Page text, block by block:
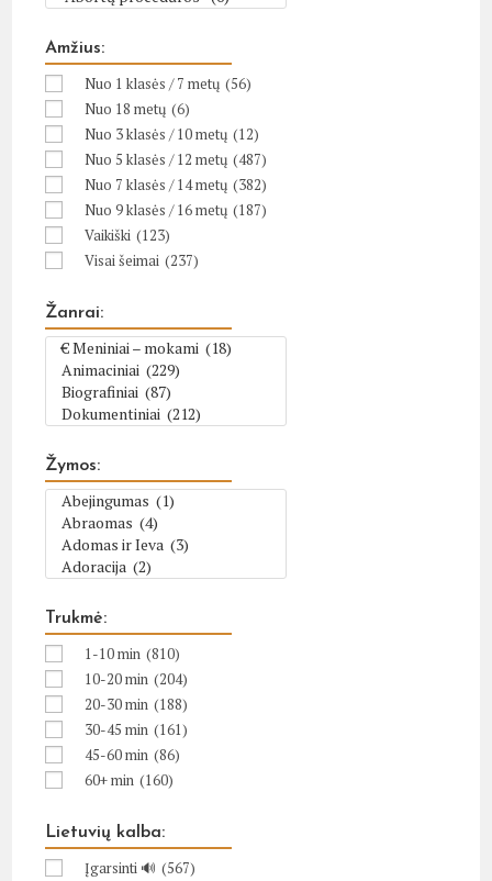
Amžius:
Nuo 1 klasės / 7 metų (56)
Nuo 18 metų (6)
Nuo 3 klasės / 10 metų (12)
Nuo 5 klasės / 12 metų (487)
Nuo 7 klasės / 14 metų (382)
Nuo 9 klasės / 16 metų (187)
Vaikiški (123)
Visai šeimai (237)
Žanrai:
Žymos:
Trukmė:
1-10 min (810)
10-20 min (204)
20-30 min (188)
30-45 min (161)
45-60 min (86)
60+ min (160)
Lietuvių kalba:
Įgarsinti 🔊 (567)